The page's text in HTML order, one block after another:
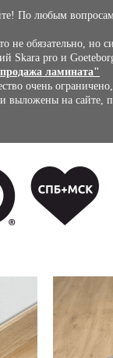
По любым
не обязательно, но
Skara pro и
ламината"
очень
выложены на сайте,